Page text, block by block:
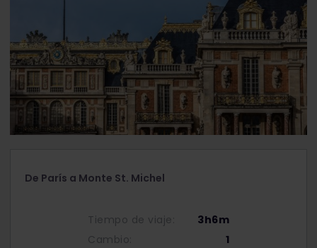
De París a Monte St. Michel
Tiempo de viaje:
3h6m
Cambio:
1